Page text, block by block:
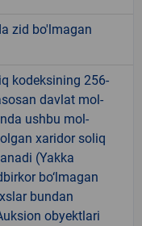
zid bo'lmagan
kodeksining 256-
davlat mol-
ushbu mol-
xaridor soliq
(Yakka
bo‘lmagan
bundan
obyektlari